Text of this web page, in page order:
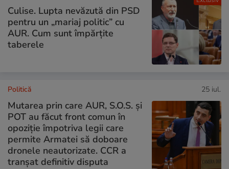
Culise. Lupta nevăzută din PSD
pentru un „mariaj politic” cu
AUR. Cum sunt împărțite
taberele
Politică 25 iul.
Mutarea prin care AUR, S.O.S. și
POT au făcut front comun în
opoziție împotriva legii care
permite Armatei să doboare
dronele neautorizate. CCR a
tranșat definitiv disputa